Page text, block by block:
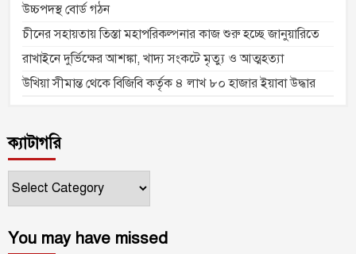
উচ্চপদস্থ বোর্ড গঠন
চীনের সহায়তায় তিস্তা মহাপরিকল্পনার কাজ শুরু হচ্ছে জানুয়ারিতে
রাখাইনে দুর্ভিক্ষের আশঙ্কা, খাদ্য সংকটে মৃত্যু ও আত্মহত্যা
উখিয়া সীমান্ত থেকে বিজিবি কর্তৃক ৪ লাখ ৮০ হাজার ইয়াবা উদ্ধার
ক্যাটাগরি
ক্যাটাগরি
You may have missed